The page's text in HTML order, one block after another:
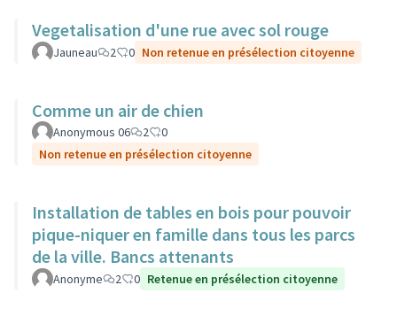
Vegetalisation d'une rue avec sol rouge
Jauneau 2 0 Non retenue en présélection citoyenne
Comme un air de chien
Anonymous 06 2
0
Non retenue en présélection citoyenne
Installation de tables en bois pour pouvoir
pique-niquer en famille dans tous les parcs
de la ville. Bancs attenants
Anonyme 2 0 Retenue en présélection citoyenne